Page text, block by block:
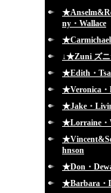
ny・Wallace
↓★Zuni ズ
★Edith・
★Veronica・
★Jake・
★Lorraine・
hnson
★Don・
★Barbara・